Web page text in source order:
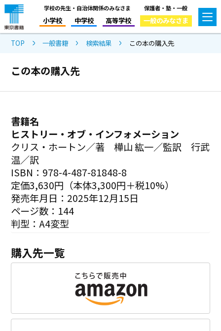
学校の先生・自治体関係のみなさま
小学校 中学校 高等学校
保護者・塾・一般
一般のみなさま
TOP 一般書籍 検索結果 この本の購入先
この本の購入先
書籍名
ヒストリー・オブ・インフォメーション
クリス・ホートン／著 樺山 紘一／監訳 行武
温／訳
ISBN：978-4-487-81848-8
定価3,630円（本体3,300円＋税10%）
発売年月日：2025年12月15日
ページ数：144
判型：A4変型
購入先一覧